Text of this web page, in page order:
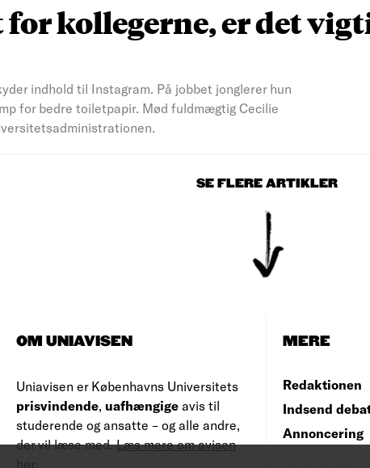
kollegerne, er det
indhold til Instagram. På jobbet jonglerer hun
for bedre toiletpapir. Mød fuldmægtig Cecilie
SE FLERE ARTIKLER
OM UNIAVISEN
Uniavisen er Københavns Universitets
prisvindende, uafhængige avis til
studerende og ansatte – og alle andre,
der vil læse med.Læs mere om avisen
her
MERE
Redaktionen
Indsend
Annoncering